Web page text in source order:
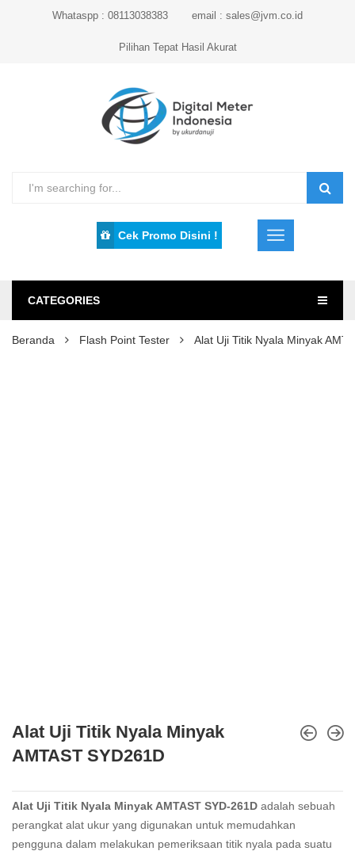
Whataspp : 08113038383 email : sales@jvm.co.id
Pilihan Tepat Hasil Akurat
Cek Promo Disini !
CATEGORIES
Beranda Flash Point Tester Alat Uji Titik Nyala Minyak
Alat Uji Titik Nyala Minyak
AMTAST SYD261D
Alat Uji Titik Nyala Minyak AMTAST SYD-261D adalah sebuah
perangkat alat ukur yang digunakan untuk memudahkan
pengguna dalam melakukan pemeriksaan titik nyala pada suatu